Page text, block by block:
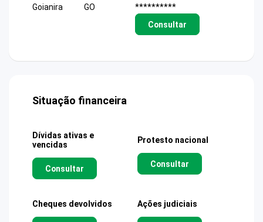
Goianira
GO
**********
Consultar
Situação financeira
Dívidas ativas e
vencidas
Consultar
Protesto nacional
Consultar
Cheques devolvidos Ações judiciais